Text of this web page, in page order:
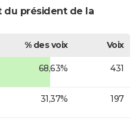
du président de la
% des voix
Voix
68,63% 431
31,37% 197